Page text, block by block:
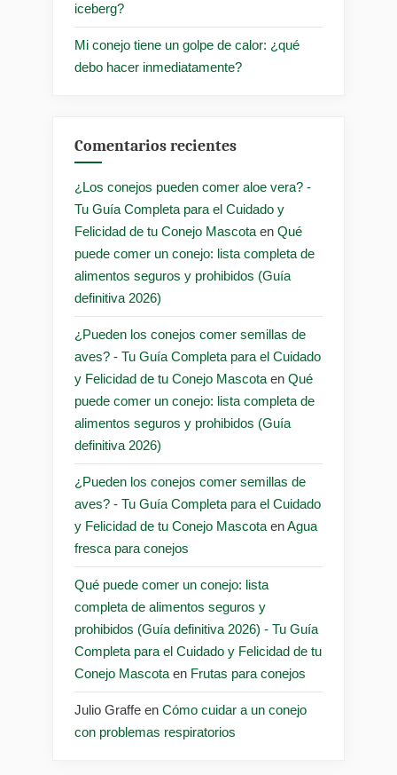
iceberg?
Mi conejo tiene un golpe de calor: ¿qué
debo hacer inmediatamente?
Comentarios recientes
¿Los conejos pueden comer aloe vera? -
Tu Guía Completa para el Cuidado y
Felicidad de tu Conejo Mascota en Qué
puede comer un conejo: lista completa de
alimentos seguros y prohibidos (Guía
definitiva 2026)
¿Pueden los conejos comer semillas de
aves? - Tu Guía Completa para el Cuidado
y Felicidad de tu Conejo Mascota en Qué
puede comer un conejo: lista completa de
alimentos seguros y prohibidos (Guía
definitiva 2026)
¿Pueden los conejos comer semillas de
aves? - Tu Guía Completa para el Cuidado
y Felicidad de tu Conejo Mascota enAgua
fresca para conejos
Qué puede comer un conejo: lista
completa de alimentos seguros y
prohibidos (Guía definitiva 2026) - Tu Guía
Completa para el Cuidado y Felicidad de tu
Conejo Mascota en Frutas para conejos
Julio Graffe en Cómo cuidar a un conejo
con problemas respiratorios